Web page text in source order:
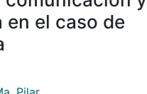
en el caso de